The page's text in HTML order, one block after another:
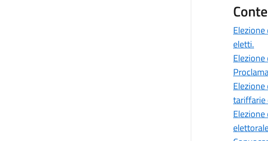
eletti.
tariffarie